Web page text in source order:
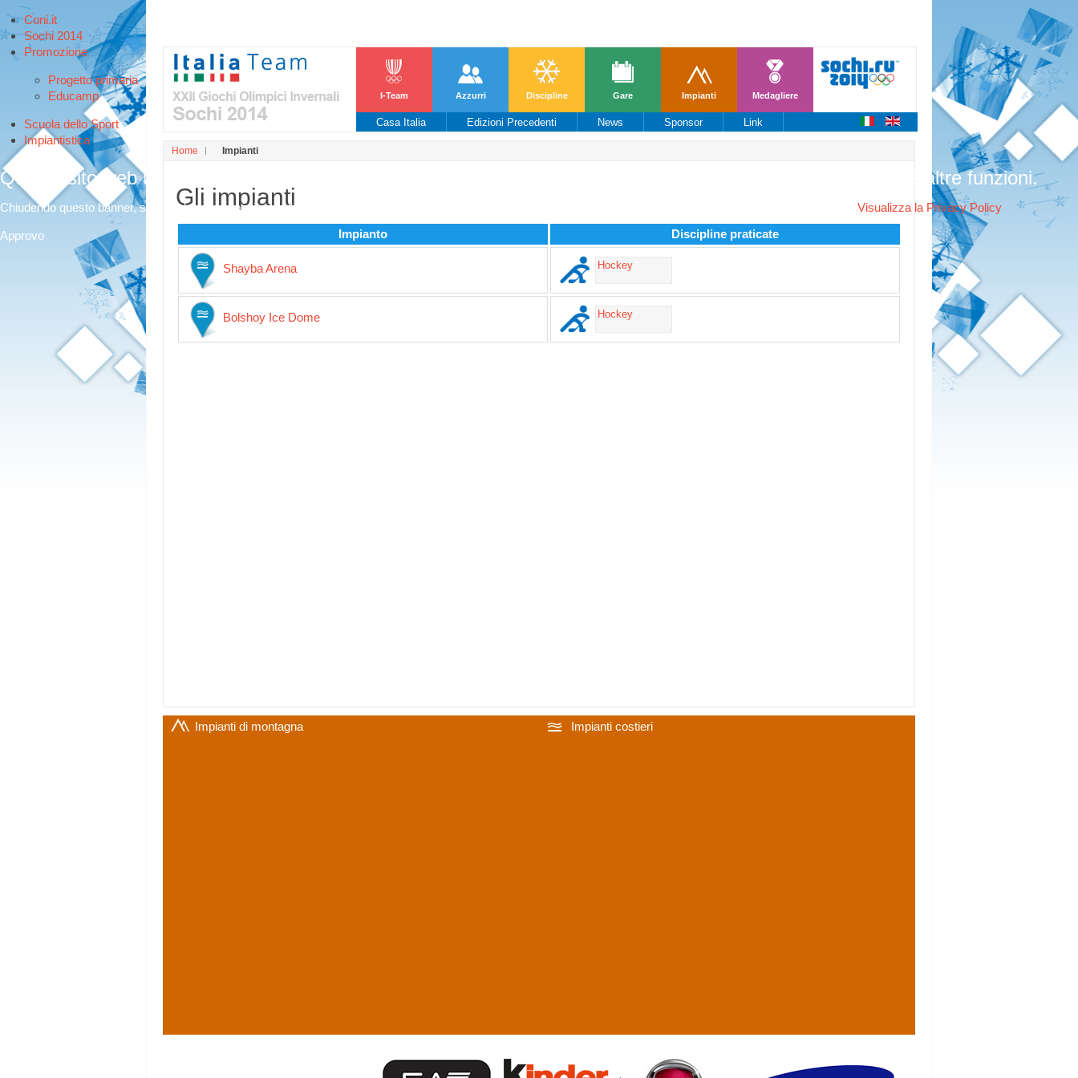
Coni.it
Sochi 2014
Promozione
Progetto primaria
Educamp
Scuola dello Sport
Impiantistica
Questo sito web utilizza i cookies per offrire una migliore esperienza di navigazione, gestire l'autenticazione e altre funzioni.
Chiudendo questo banner, scorrendo questa pagina o cliccando qualunque suo elemento, l'utente esprime il suo consenso all’utilizzo dei cookies sul suo dispositivo. Visualizza la Privacy Policy
Approvo
I-Team Azzurri Discipline Gare Impianti Medagliere
Casa Italia Edizioni Precedenti News Sponsor Link
Home Impianti
Gli impianti
Impianto Discipline praticate
Shayba Arena Hockey
Bolshoy Ice Dome Hockey
Impianti di montagna Impianti costieri